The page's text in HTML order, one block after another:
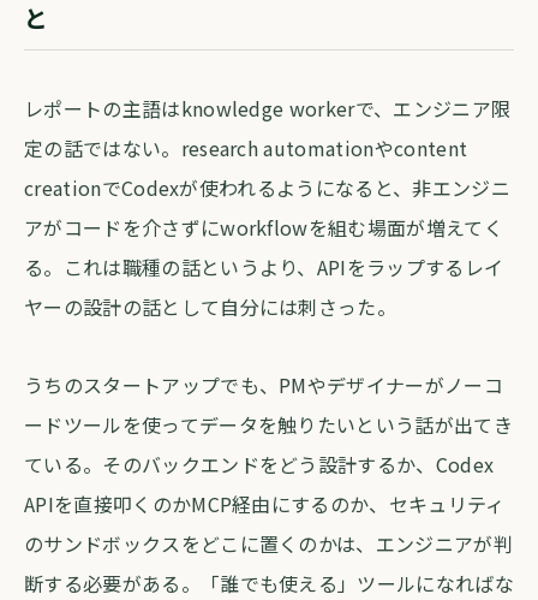
と
レポートの主語はknowledge workerで、エンジニア限
定の話ではない。research automationやcontent
creationでCodexが使われるようになると、非エンジニ
アがコードを介さずにworkflowを組む場面が増えてく
る。これは職種の話というより、APIをラップするレイ
ヤーの設計の話として自分には刺さった。
うちのスタートアップでも、PMやデザイナーがノーコ
ードツールを使ってデータを触りたいという話が出てき
ている。そのバックエンドをどう設計するか、Codex
APIを直接叩くのかMCP経由にするのか、セキュリティ
のサンドボックスをどこに置くのかは、エンジニアが判
断する必要がある。「誰でも使える」ツールになればな